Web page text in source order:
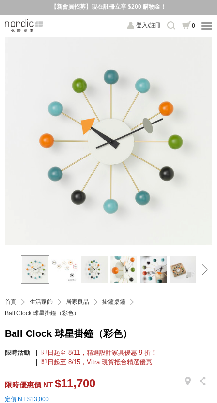
【新會員招募】現在註冊立享 $200 購物金！
登入/註冊 0
首頁 生活家飾 居家良品
掛鐘桌鐘
Ball Clock 球星掛鐘（彩色）
Ball Clock 球星掛鐘（彩色）
限時活動
即日起至 8/11，精選設計家具優惠 9 折！
即日起至 8/15，Vitra 現貨抵台精選優惠
限時優惠價 NT $11,700
定價 NT $13,000